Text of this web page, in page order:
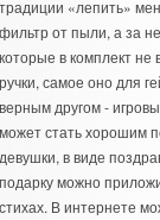
«лепить»
от пыли, а за
в комплект
самое оно для
другом -
стать хорошим
в виде
можно
В интернете